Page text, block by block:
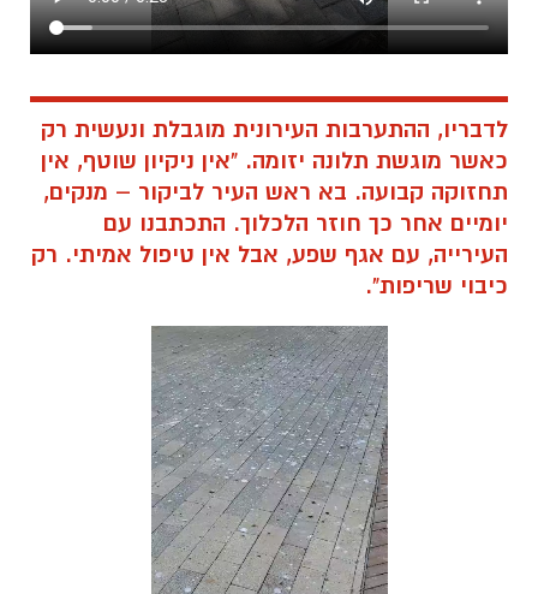
לדבריו, ההתערבות העירונית מוגבלת ונעשית רק
כאשר מוגשת תלונה יזומה. "אין ניקיון שוטף, אין
תחזוקה קבועה. בא ראש העיר לביקור – מנקים,
יומיים אחר כך חוזר הלכלוך. התכתבנו עם
העירייה, עם אגף שפע, אבל אין טיפול אמיתי. רק
כיבוי שריפות".